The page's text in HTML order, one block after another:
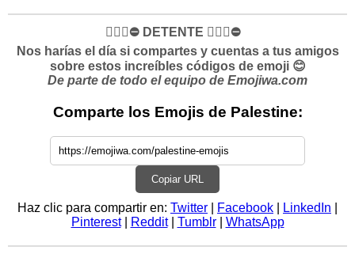
✋🏻🛑⛔️ DETENTE ✋🏻🛑⛔️
Nos harías el día si compartes y cuentas a tus amigos
sobre estos increíbles códigos de emoji 😊
De parte de todo el equipo de Emojiwa.com
Comparte los Emojis de Palestine:
Copiar URL
Haz clic para compartir en: Twitter Facebook LinkedIn
Pinterest| Reddit| Tumblr| WhatsApp